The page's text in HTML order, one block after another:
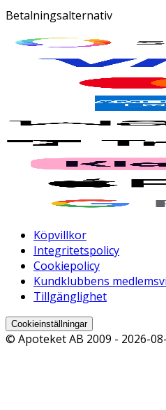
Betalningsalternativ
Köpvillkor
Integritetspolicy
Cookiepolicy
Kundklubbens
Tillgänglighet
Cookieinställningar
© Apoteket AB 2009 - 2026-